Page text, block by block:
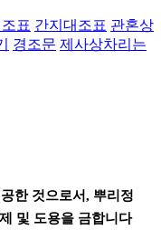
표 간지대조표 관혼상
경조문 제사상차리는
한 것으로서, 뿌리정
및 도용을 금합니다